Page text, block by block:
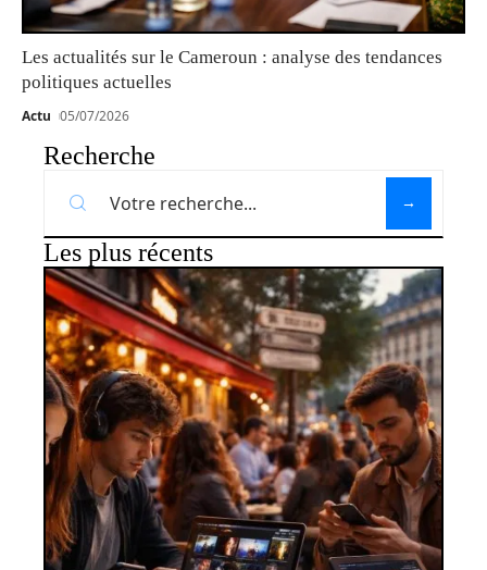
Les actualités sur le Cameroun : analyse des tendances
politiques actuelles
Actu 05/07/2026
Recherche
Les plus récents